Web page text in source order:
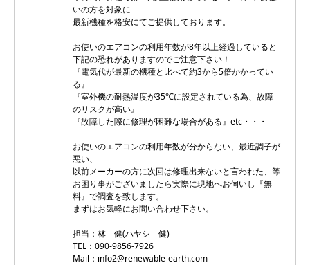
いの方を対象に
最新機種を格安にてご提供しております。
お使いのエアコンの利用年数が8年以上経過していると
下記の恐れがありますのでご注意下さい！
『電気代が最新の機種と比べて約3から5倍かかってい
る』
『室外機の耐熱温度が35℃に設定されている為、故障
のリスクが高い』
『故障した際に修理が困難な場合がある』etc・・・
お使いのエアコンの利用年数が分からない、最近調子が
悪い、
以前メーカーの方に次回は修理出来ないと言われた、等
お困り事がございましたら実際に現地へお伺いし『無
料』で調査を致します。
まずはお気軽にお問い合わせ下さい。
担当：林 健(ハヤシ 健)
TEL：090-9856-7926
Mail：info2@renewable-earth.com